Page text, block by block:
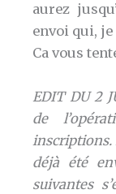
aurez
envoi qui, je
Ca vous
EDIT DU 2
de
inscriptions.
déjà été
suivantes